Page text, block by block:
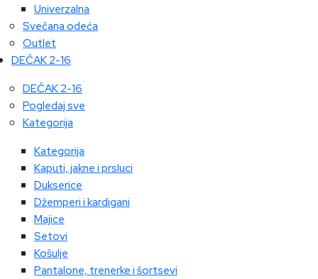
Univerzalna
Svečana odeća
Outlet
DEČAK 2-16
DEČAK 2-16
Pogledaj sve
Kategorija
Kategorija
Kaputi, jakne i prsluci
Dukserice
Džemperi i kardigani
Majice
Setovi
Košulje
Pantalone, trenerke i šortsevi